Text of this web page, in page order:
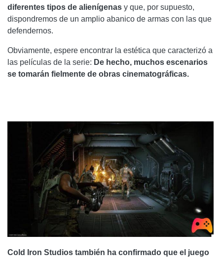
diferentes tipos de alienígenas y que, por supuesto,
dispondremos de un amplio abanico de armas con las que
defendernos.
Obviamente, espere encontrar la estética que caracterizó a
las películas de la serie: De hecho, muchos escenarios
se tomarán fielmente de obras cinematográficas.
Cold Iron Studios también ha confirmado que el juego